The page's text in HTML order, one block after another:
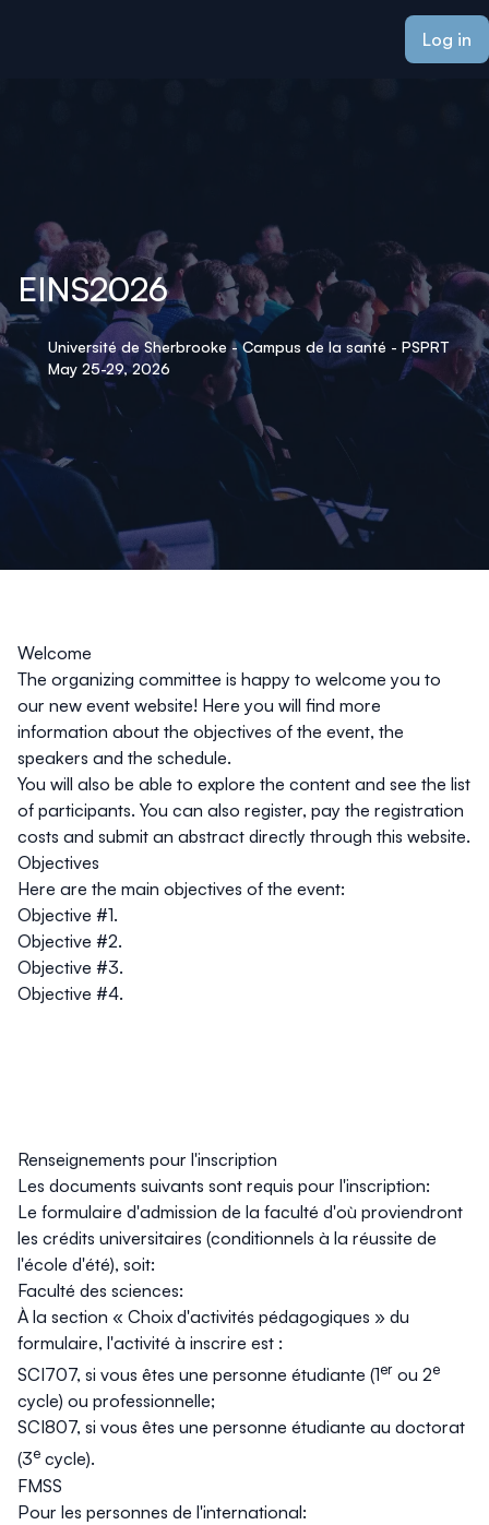
Log in
EINS2026
Université de Sherbrooke - Campus de la santé - PSPRT
May 25-29, 2026
Welcome
The organizing committee is happy to welcome you to
our new event website! Here you will find more
information about the objectives of the event, the
speakers and the schedule.
You will also be able to explore the content and see the list
of participants. You can also register, pay the registration
costs and submit an abstract directly through this website.
Objectives
Here are the main objectives of the event:
Objective #1.
Objective #2.
Objective #3.
Objective #4.
Renseignements pour l'inscription
Les documents suivants sont requis pour l'inscription:
Le formulaire d'admission de la faculté d'où proviendront
les crédits universitaires (conditionnels à la réussite de
l'école d'été), soit:
Faculté des sciences:
À la section « Choix d'activités pédagogiques » du
formulaire, l'activité à inscrire est :
SCI707, si vous êtes une personne étudiante (1er ou 2e
cycle) ou professionnelle;
SCI807, si vous êtes une personne étudiante au doctorat
(3e cycle).
FMSS
Pour les personnes de l'international: